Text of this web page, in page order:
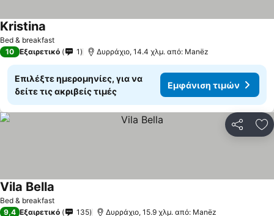
Bed & breakfast
Kristina
10 Εξαιρετικό 1 Δυρράχιο, 14.4 χλμ. από: Manëz
Επιλέξτε ημερομηνίες, για να
δείτε τις ακριβείς τιμές
Εμφάνιση τιμών
Bed & breakfast
Vila Bella
9,4 Εξαιρετικό 135 Δυρράχιο, 15.9 χλμ. από: Manëz